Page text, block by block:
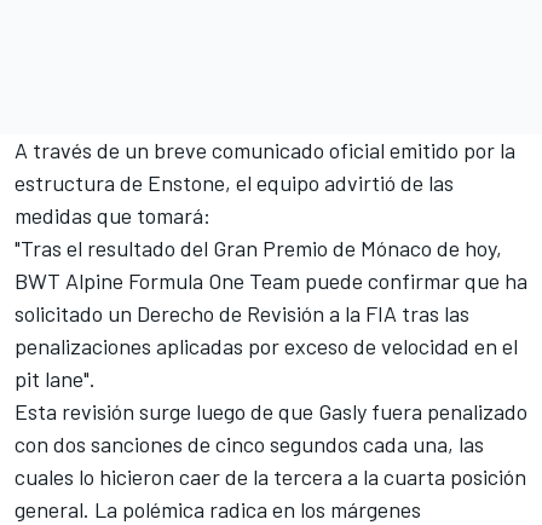
A través de un breve comunicado oficial emitido por la
estructura de Enstone, el equipo advirtió de las
medidas que tomará:
"Tras el resultado del Gran Premio de Mónaco de hoy,
BWT Alpine Formula One Team puede confirmar que ha
solicitado un Derecho de Revisión a la FIA tras las
penalizaciones aplicadas por exceso de velocidad en el
pit lane".
Esta revisión surge luego de que Gasly fuera penalizado
con dos sanciones de cinco segundos cada una, las
cuales lo hicieron caer de la tercera a la cuarta posición
general. La polémica radica en los márgenes